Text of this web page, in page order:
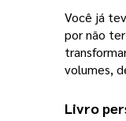
Você já
por não
volumes,
Livro